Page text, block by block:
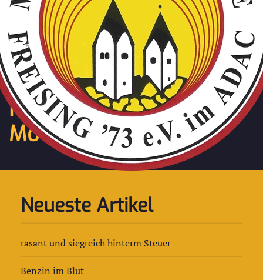
Zum Hauptinhalt springen
Aktuelle Meldungen der
Freisinger
Motorsportfreunde
Neueste Artikel
rasant und siegreich hinterm Steuer
Benzin im Blut